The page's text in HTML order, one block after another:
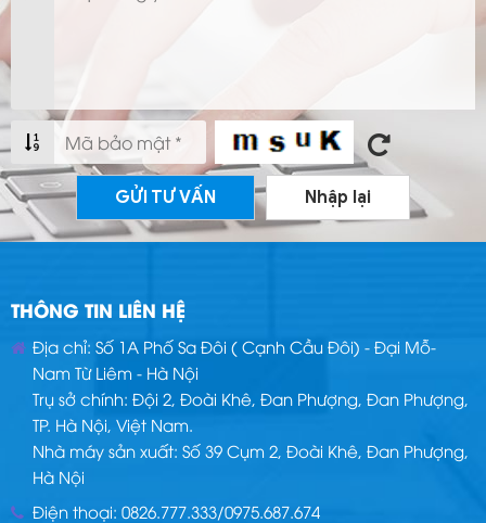
GỬI TƯ VẤN Nhập lại
THÔNG TIN LIÊN HỆ
Địa chỉ: Số 1A Phố Sa Đôi ( Cạnh Cầu Đôi) - Đại Mỗ-
Nam Từ Liêm - Hà Nội
Trụ sở chính: Đội 2, Đoài Khê, Đan Phượng, Đan Phượng,
TP. Hà Nội, Việt Nam.
Nhà máy sản xuất: Số 39 Cụm 2, Đoài Khê, Đan Phượng,
Hà Nội
Điện thoại: 0826.777.333/0975.687.674